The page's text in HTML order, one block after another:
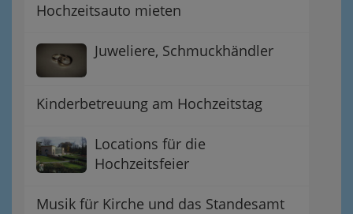
Hochzeitsauto mieten
Juweliere, Schmuckhändler
Kinderbetreuung am Hochzeitstag
Locations für die
Hochzeitsfeier
Musik für Kirche und das Standesamt